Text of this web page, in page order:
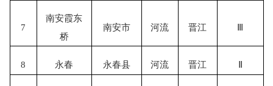
7
南安霞东
桥
南安市 河流 晋江 Ⅲ
8 永春 永春县 河流 晋江 Ⅱ